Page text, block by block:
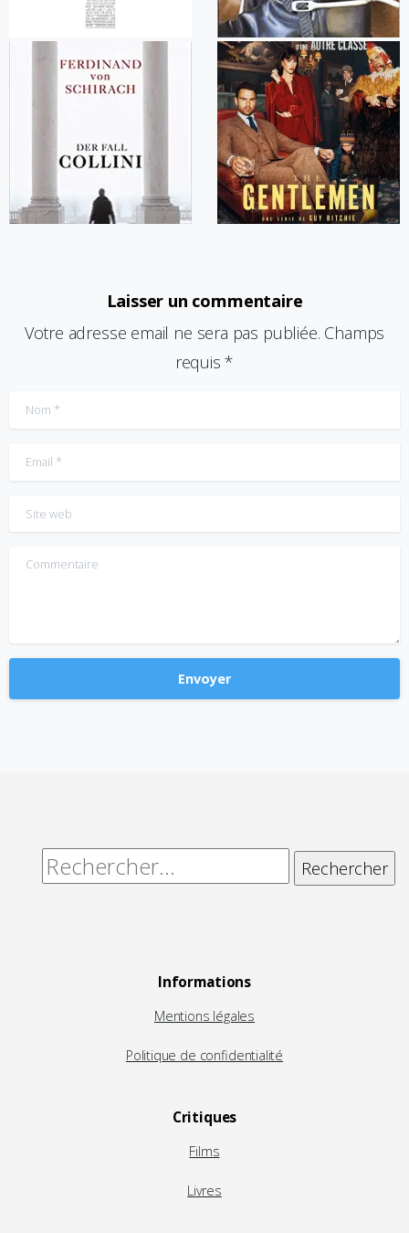
Laisser un commentaire
Votre adresse email ne sera pas publiée. Champs
requis *
Nom*
Email*
Site web
Commentaire
Rechercher :
Informations
Mentions légales
Politique de confidentialité
Critiques
Films
Livres